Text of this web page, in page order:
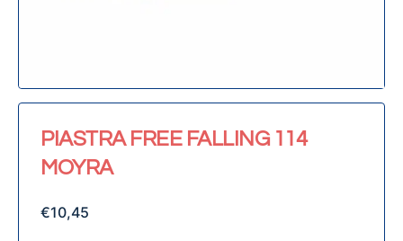
PIASTRA FREE FALLING 114
MOYRA
€10,45